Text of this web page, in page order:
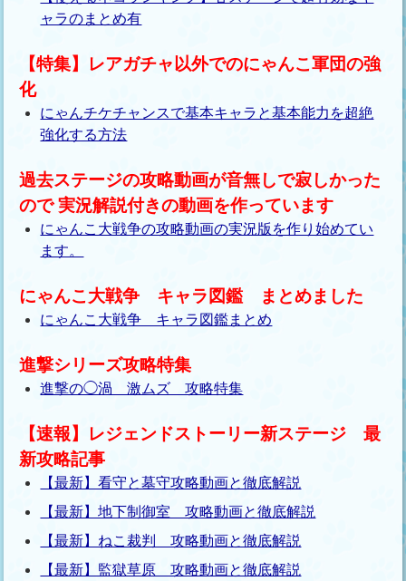
ャラのまとめ有
【特集】レアガチャ以外でのにゃんこ軍団の強
化
にゃんチケチャンスで基本キャラと基本能力を超絶
強化する方法
過去ステージの攻略動画が音無しで寂しかった
ので 実況解説付きの動画を作っています
にゃんこ大戦争の攻略動画の実況版を作り始めてい
ます。
にゃんこ大戦争 キャラ図鑑 まとめました
にゃんこ大戦争 キャラ図鑑まとめ
進撃シリーズ攻略特集
進撃の◯渦 激ムズ 攻略特集
【速報】レジェンドストーリー新ステージ 最
新攻略記事
【最新】看守と墓守攻略動画と徹底解説
【最新】地下制御室 攻略動画と徹底解説
【最新】ねこ裁判 攻略動画と徹底解説
【最新】監獄草原 攻略動画と徹底解説